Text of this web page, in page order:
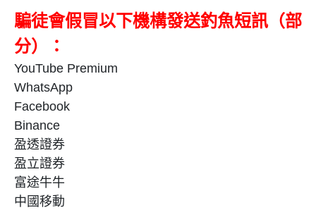
騙徒會假冒以下機構發送釣魚短訊（部
分）：
YouTube Premium
WhatsApp
Facebook
Binance
盈透證券
盈立證券
富途牛牛
中國移動